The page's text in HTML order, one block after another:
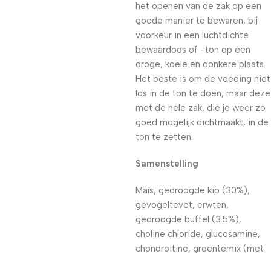
het openen van de zak op een
goede manier te bewaren, bij
voorkeur in een luchtdichte
bewaardoos of -ton op een
droge, koele en donkere plaats.
Het beste is om de voeding niet
los in de ton te doen, maar deze
met de hele zak, die je weer zo
goed mogelijk dichtmaakt, in de
ton te zetten.
Samenstelling
Maïs, gedroogde kip (30%),
gevogeltevet, erwten,
gedroogde buffel (3.5%),
choline chloride, glucosamine,
chondroitine, groentemix (met